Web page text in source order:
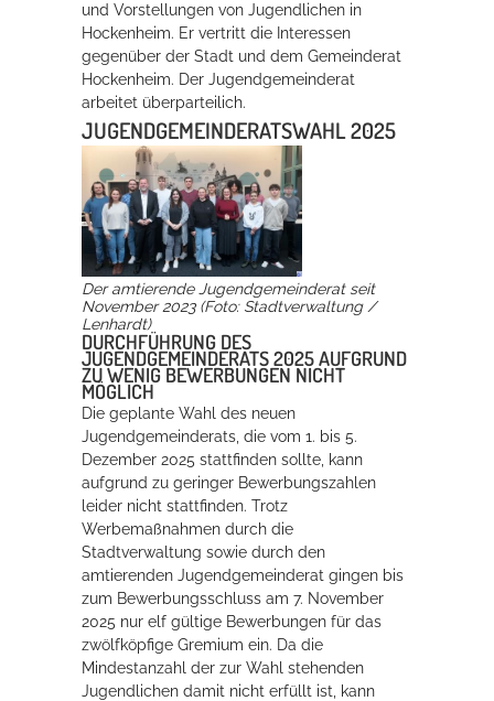
Erleben in Hockenheim
Spaß unter prickelnden Wasserfällen, das rauschende Meer im
Wellenbecken oder doch lieber die pure Entspannung auf der
Sprudelliege im Solebecken?
mehr dazu...
und Vorstellungen von Jugendlichen in
Hockenheim. Er vertritt die Interessen
gegenüber der Stadt und dem Gemeinderat
Hockenheim. Der Jugendgemeinderat
arbeitet überparteilich.
JUGENDGEMEINDERATSWAHL 2025
Der amtierende Jugendgemeinderat seit
November 2023 (Foto: Stadtverwaltung /
Lenhardt)
DURCHFÜHRUNG DES
JUGENDGEMEINDERATS 2025 AUFGRUND
ZU WENIG BEWERBUNGEN NICHT
MÖGLICH
Die geplante Wahl des neuen
Jugendgemeinderats, die vom 1. bis 5.
Dezember 2025 stattfinden sollte, kann
aufgrund zu geringer Bewerbungszahlen
leider nicht stattfinden. Trotz
Werbemaßnahmen durch die
Stadtverwaltung sowie durch den
amtierenden Jugendgemeinderat gingen bis
zum Bewerbungsschluss am 7. November
2025 nur elf gültige Bewerbungen für das
zwölfköpfige Gremium ein. Da die
Mindestanzahl der zur Wahl stehenden
Jugendlichen damit nicht erfüllt ist, kann